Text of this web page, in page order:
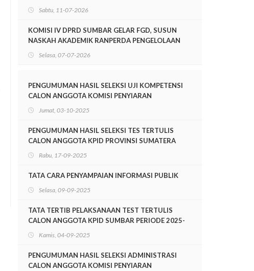
Sabtu, 11-07-2026
KOMISI IV DPRD SUMBAR GELAR FGD, SUSUN
NASKAH AKADEMIK RANPERDA PENGELOLAAN
LINGKUNGAN HIDUP
Selasa, 07-07-2026
PENGUMUMAN HASIL SELEKSI UJI KOMPETENSI
CALON ANGGOTA KOMISI PENYIARAN
INDONESIA DAERAH (KPID) PROVINSI
SUMATERA BARAT PERIODE 2025-2028
Jumat, 03-10-2025
PENGUMUMAN HASIL SELEKSI TES TERTULIS
CALON ANGGOTA KPID PROVINSI SUMATERA
BARAT PERIODE 2025-2028
Rabu, 17-09-2025
TATA CARA PENYAMPAIAN INFORMASI PUBLIK
Selasa, 09-09-2025
TATA TERTIB PELAKSANAAN TEST TERTULIS
CALON ANGGOTA KPID SUMBAR PERIODE 2025-
2028
Kamis, 04-09-2025
PENGUMUMAN HASIL SELEKSI ADMINISTRASI
CALON ANGGOTA KOMISI PENYIARAN